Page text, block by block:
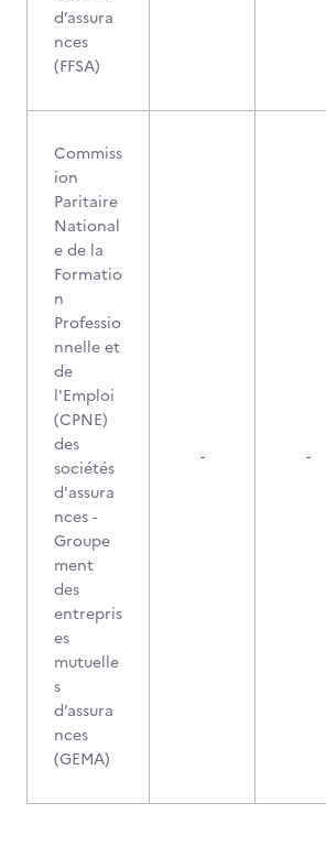
d’assura
nces
(FFSA)
Commiss
ion
Paritaire
National
e de la
Formatio
n
Professio
nnelle et
de
l'Emploi
(CPNE)
des
sociétés
d'assura
nces -
Groupe
ment
des
entrepris
es
mutuelle
s
d’assura
nces
(GEMA)
- -